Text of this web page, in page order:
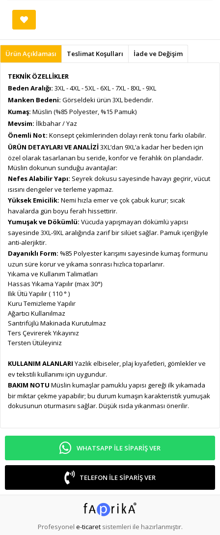
Ürün Açıklaması Teslimat Koşulları İade ve Değişim
TEKNİK ÖZELLİKLER
Beden Aralığı: 3XL - 4XL - 5XL - 6XL - 7XL - 8XL - 9XL
Manken Bedeni: Görseldeki ürün 3XL bedendir.
Kumaş: Müslin (%85 Polyester, %15 Pamuk)
Mevsim: İlkbahar / Yaz
Önemli Not: Konsept çekimlerinden dolayı renk tonu farkı olabilir.
ÜRÜN DETAYLARI VE ANALİZİ3XL’dan 9XL’a kadar her beden için
özel olarak tasarlanan bu seride, konfor ve ferahlık ön plandadır.
Müslin dokunun sunduğu avantajlar:
Nefes Alabilir Yapı: Seyrek dokusu sayesinde havayı geçirir, vücut
ısısını dengeler ve terleme yapmaz.
Yüksek Emicilik: Nemi hızla emer ve çok çabuk kurur; sıcak
havalarda gün boyu ferah hissettirir.
Yumuşak ve Dökümlü: Vücuda yapışmayan dökümlü yapısı
sayesinde 3XL-9XL aralığında zarif bir silüet sağlar. Pamuk içeriğiyle
anti-alerjiktir.
Dayanıklı Form: %85 Polyester karışımı sayesinde kumaş formunu
uzun süre korur ve yıkama sonrası hızlıca toparlanır.
Yıkama ve Kullanım Talimatları
Hassas Yıkama Yapılır (max 30°)
Ilık Ütü Yapılır ( 110 ° )
Kuru Temizleme Yapılır
Ağartıcı Kullanılmaz
Santrifüjlü Makinada Kurutulmaz
Ters Çevirerek Yıkayınız
Tersten Ütüleyiniz
KULLANIM ALANLARI Yazlık elbiseler, plaj kıyafetleri, gömlekler ve
ev tekstili kullanımı için uygundur.
BAKIM NOTU Müslin kumaşlar pamuklu yapısı gereği ilk yıkamada
bir miktar çekme yapabilir; bu durum kumaşın karakteristik yumuşak
dokusunun oturmasını sağlar. Düşük ısıda yıkanması önerilir.
WHATSAPP ILE SIPARIŞ VER
TELEFON ILE SIPARIŞ VER
Profesyonel e-ticaretsistemleri ile hazırlanmıştır.